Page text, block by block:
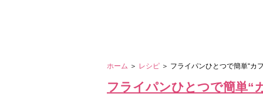
ホーム ＞ レシピ ＞ フライパンひとつで簡単“カ
フライパンひとつで簡単“